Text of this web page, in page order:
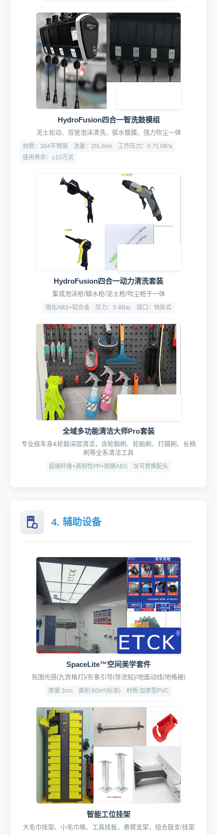
HydroFusion四合一智洗鼓模组
泥土松动、双管泡沫清洗、驱水镀膜、强力吹尘一体
材质：304不锈钢 流量：20L/min
工作压力：0.75 MPa
使用寿命：≥10万次
HydroFusion四合一动力清洗套装
集成泡沫枪/蜡水枪/泥土枪/吹尘枪于一体
强化ABS+铝合金 压力：5-8Bar 接口：快拆式
全域多功能清洁大师Pro套装
专业级车身&轮毂深层清洁，含轮毂刷、轮胎刷、打蜡刷、长柄
刷等全系清洁工具
超细纤维+高韧性PP+耐磨ABS 含可替换配头
4. 辅助设备
SpaceLite™空间美学套件
氛围光感(九宫格灯)/形象引导(导流贴)/地面动线(地格栅)
厚度:3cm 面积:60m²(标准) 材质:加厚型PVC
智能工位挂架
大毛巾挂架、小毛巾格、工具挂板，悬臂支架，组合鼓支/挂架